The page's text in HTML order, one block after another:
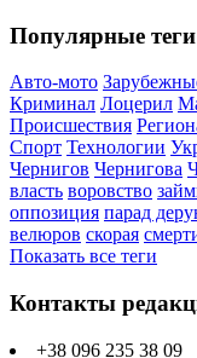
Популярные теги
Авто-мото
Криминал Лоцерил
Происшествия
Спорт Технологии
Чернигов Чернигова
власть воровство
оппозиция парад
велюров скорая
Показать все теги
Контакты
+38 096 235 38 09